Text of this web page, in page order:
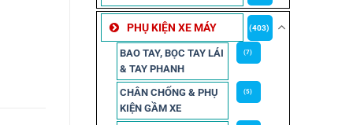
PHỤ KIỆN XE MÁY (403)
BAO TAY, BỌC TAY LÁI
& TAY PHANH
(7)
CHÂN CHỐNG & PHỤ
KIỆN GẦM XE
(5)